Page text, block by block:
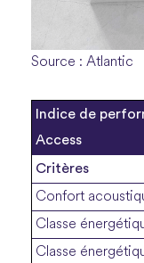
Source : Atlantic
Indice de
Access
Critères
Confort
Classe
Classe